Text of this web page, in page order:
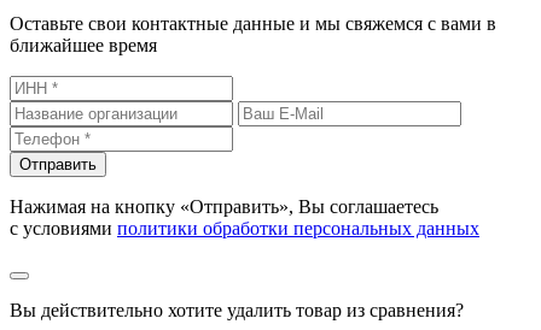
Оставьте свои контактные данные и мы свяжемся с вами в
ближайшее время
Отправить
Нажимая на кнопку «Отправить», Вы соглашаетесь
с условиями политики обработки персональных данных
Вы действительно хотите удалить товар из сравнения?